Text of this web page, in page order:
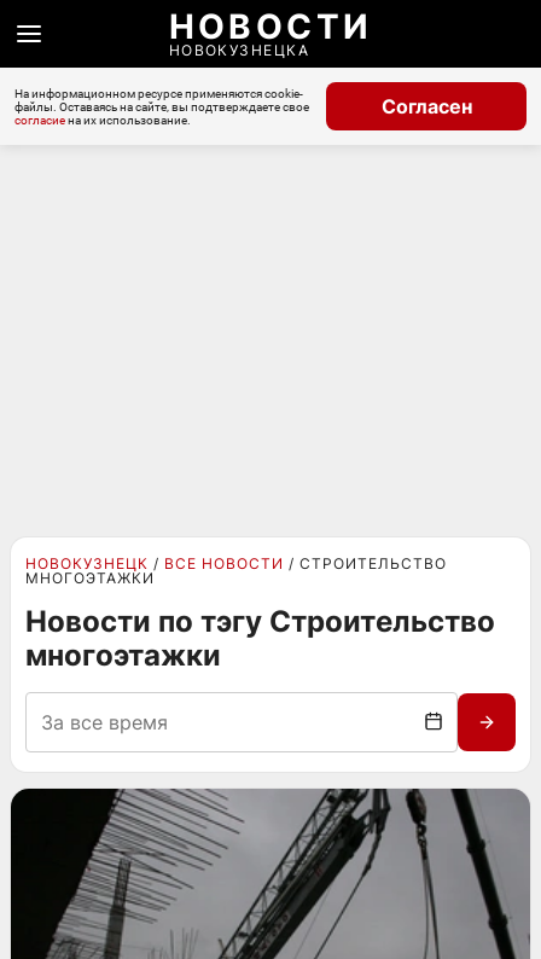
НОВОСТИ
НОВОКУЗНЕЦКА
На информационном ресурсе применяются cookie-
файлы. Оставаясь на сайте, вы подтверждаете свое
согласиена их использование.
Согласен
НОВОКУЗНЕЦК ВСЕ НОВОСТИ
СТРОИТЕЛЬСТВО
МНОГОЭТАЖКИ
Новости по тэгу Строительство
многоэтажки